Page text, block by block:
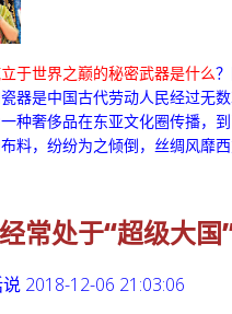
于世界之巅的秘密武器是什么？
器是中国古代劳动人民经过无
种奢侈品在东亚文化圈传播，
料，纷纷为之倾倒，丝绸风靡西
常处于“超级大国
2018-12-06 21:03:06